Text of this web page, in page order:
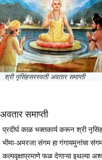
श्री नृसिंहसरस्वती अवतार समाप्ती
अवतार समाप्ती
प्रदीर्घ काळ भक्तकार्य करून श्री
भीमा-अमरजा संगम हा गंगायमुनांचा
कल्पवृक्षाप्रमाणे फळ देणाऱ्या इथल्या